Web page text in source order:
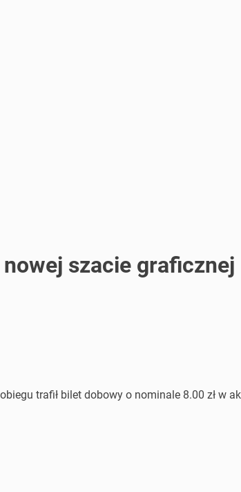
szacie graficznej
trafił bilet dobowy o nominale 8.00 zł w